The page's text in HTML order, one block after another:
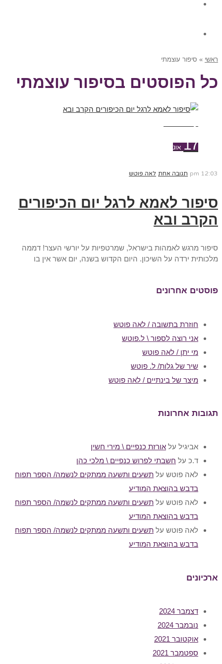
ראשי » סיפור עוצמתי
כל הפוסטים בסיפור עוצמתי
17 אוג
12:03 pm תגובה אחת לאה פוטש
סיפור לאמא לרגל יום הכיפורים
הקרב ובא
סיפור מרגש לאמהות בישראל, שמרטפיות על יורשי העצר! דממה
מלכותית ירדה על השיכון. היום הקדוש בשנה, יום אשר אין בו
פוסטים אחרונים
חוזרת בתשובה / לאה פוטש
אני רוצה לספור \ ל.פוטש
מי יתן / לאה פוטש
שיר של גלות/ ל. פוטש
מיצר של בינתיים / לאה פוטש
תגובות אחרונות
אביגיל על אורזת כנפיים \ מירי חשין
ד.כ על חשבתי לפרוש כנפיים \ מלכי כהן
לאה פוטש על תשעים ותשעה ממתקים לנשמה/ הספר תפוח
בדבש בהוצאת המודיע
לאה פוטש על תשעים ותשעה ממתקים לנשמה/ הספר תפוח
בדבש בהוצאת המודיע
לאה פוטש על תשעים ותשעה ממתקים לנשמה/ הספר תפוח
בדבש בהוצאת המודיע
ארכיונים
דצמבר 2024
נובמבר 2024
אוקטובר 2021
ספטמבר 2021